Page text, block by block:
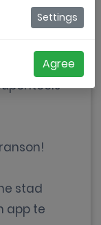
meer
stad
app te
Settings
Agree